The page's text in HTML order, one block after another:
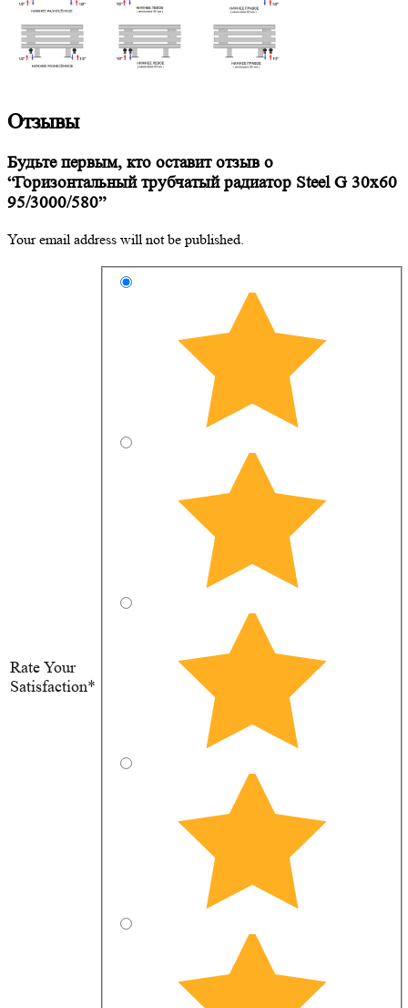
Отзывы
Будьте первым, кто оставит отзыв о
“Горизонтальный трубчатый радиатор Steel G 30х60
95/3000/580”
Your email address will not be published.
Rate Your
Satisfaction*